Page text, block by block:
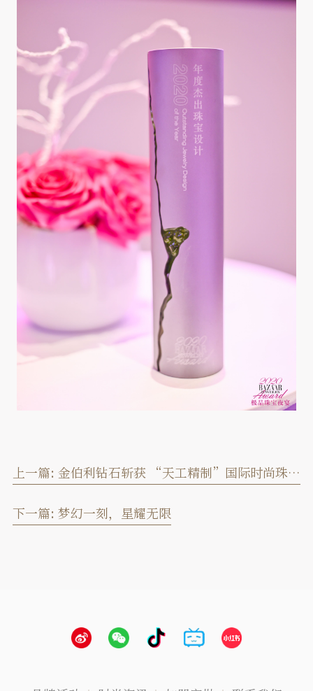
上一篇: 金伯利钻石斩获 “天工精制”国际时尚珠宝设计大赛三项大奖
下一篇: 梦幻一刻，星耀无限